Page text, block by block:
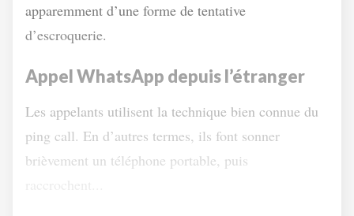
apparemment d’une forme de tentative
d’escroquerie.
Appel WhatsApp depuis l’étranger
Les appelants utilisent la technique bien connue du
ping call. En d’autres termes, ils font sonner
brièvement un téléphone portable, puis